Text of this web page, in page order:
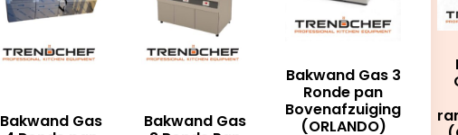
Bakwand Gas
Bakwand Gas
Bakwand Gas 3
Ronde pan
Bovenafzuiging
(ORLANDO)